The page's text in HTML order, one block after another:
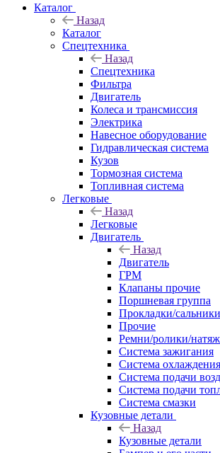
Каталог
Назад
Каталог
Спецтехника
Назад
Спецтехника
Фильтра
Двигатель
Колеса и трансмиссия
Электрика
Навесное оборудование
Гидравлическая система
Кузов
Тормозная система
Топливная система
Легковые
Назад
Легковые
Двигатель
Назад
Двигатель
ГРМ
Клапаны прочие
Поршневая группа
Прокладки/сальники
Прочие
Ремни/ролики/
Система зажигания
Система охлаждения
Система подачи
Система подачи
Система смазки
Кузовные детали
Назад
Кузовные детали